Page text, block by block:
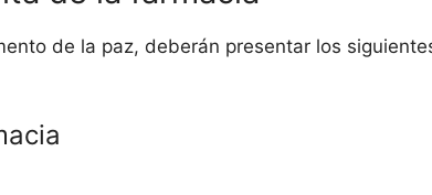
de la paz, deberán presentar los